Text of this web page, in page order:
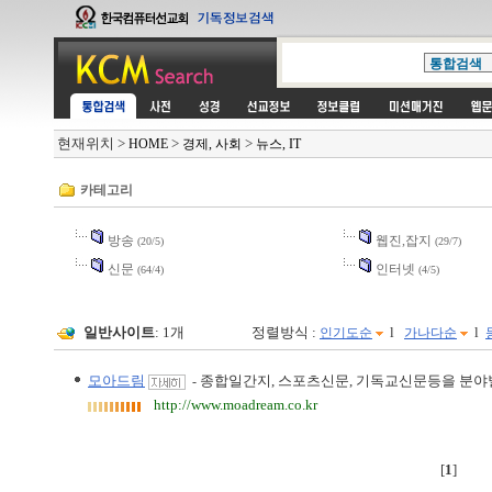
현재위치 > HOME > 경제, 사회 > 뉴스, IT
카테고리
방송 (20/5)
신문 (64/4)
웹진,잡지 (29/7)
인터넷 (4/5)
일반사이트: 1개 정렬방식 : 인기도순 l 가나다순 l
모아드림 - 종합일간지, 스포츠신문, 기독교신문등을 분
http://www.moadream.co.kr
[1]